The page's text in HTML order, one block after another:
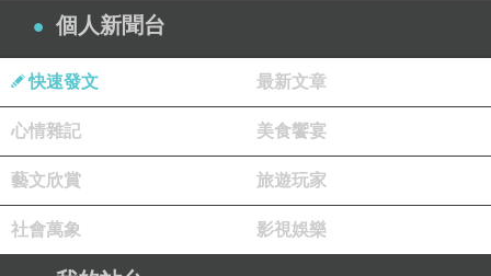
國立臺南大學校友服務中心劉哲宏
主任指出，此次合作將帶給學生寶貴的
實務經驗，幫助他們在未來的規劃中擁
有更多元的視野和選擇。透過陳執行長
的分享，學生不僅理解跨領域經驗在創
業中的重要性，也能藉此激發自身的發
展靈感。未來雙方將在職涯指導、創新
個人新聞台
快速發文 最新文章
心情雜記 美食饗宴
藝文欣賞 旅遊玩家
社會萬象 影視娛樂